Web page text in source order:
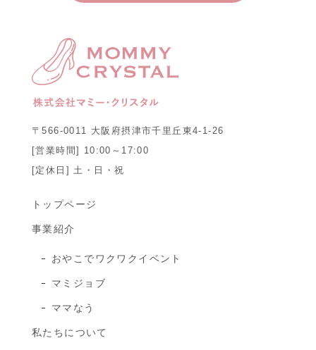
〒566-0011 大阪府摂津市千里丘東4-1-26
[営業時間] 10:00～17:00
[定休日] 土・日・祝
トップページ
事業紹介
おやこでワクワクイベント
マミジョブ
ママなう
私たちについて